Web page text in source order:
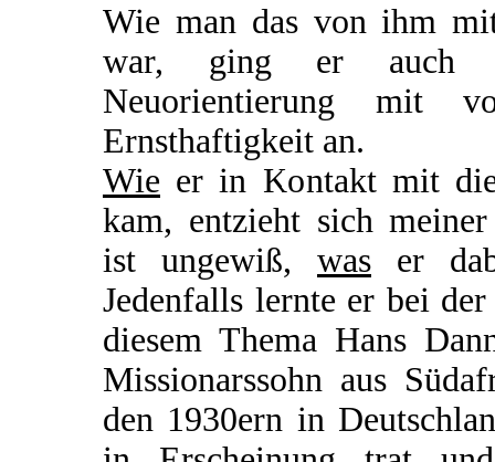
Wie man das von ihm
war, ging er auch
Neuorientierung mit
Ernsthaftigkeit an.
Wie er in Kontakt mit
kam, entzieht sich
ist ungewiß, was er
Jedenfalls lernte er bei
diesem Thema Hans
Missionarssohn aus
den 1930ern in